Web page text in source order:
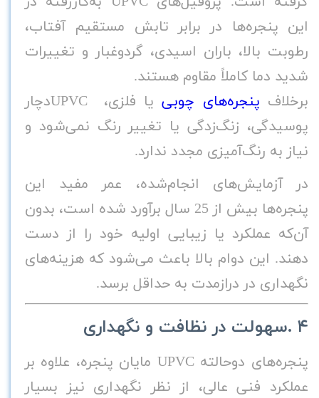
این پنجره‌ها در برابر تابش مستقیم آفتاب،
رطوبت بالا، باران اسیدی، گردوغبار و تغییرات
شدید دما کاملاً مقاوم هستند.
برخلاف پنجره‌های چوبییا فلزی، UPVCدچار
پوسیدگی، زنگ‌زدگی یا تغییر رنگ نمی‌شود و
نیاز به رنگ‌آمیزی مجدد ندارد.
در آزمایش‌های انجام‌شده، عمر مفید این
پنجره‌ها بیش از 25
سال برآورد شده است، بدون
آن‌که عملکرد یا زیبایی اولیه خود را از دست
دهند. این دوام بالا باعث می‌شود که هزینه‌های
نگهداری در درازمدت به حداقل برسد.
۴ .سهولت در نظافت و نگهداری
پنجره‌های دوحالته UPVC مایان پنجره، علاوه بر
عملکرد فنی عالی، از نظر نگهداری نیز بسیار